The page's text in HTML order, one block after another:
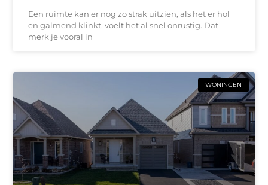
Een ruimte kan er nog zo strak uitzien, als het er hol
en galmend klinkt, voelt het al snel onrustig. Dat
merk je vooral in
WONINGEN